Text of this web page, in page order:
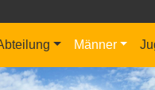
Männer